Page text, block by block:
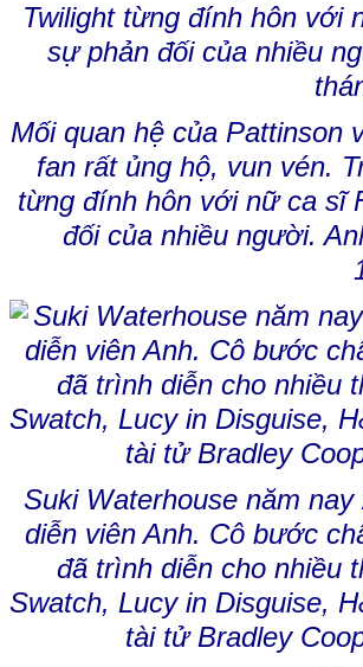
Mối quan hệ của Pattinson
fan rất ủng hộ, vun vén.
từng đính hôn với nữ ca sĩ
đối của nhiều người.
Suki Waterhouse năm
diễn viên Anh. Cô bước
đã trình diễn cho nhiều
Swatch, Lucy in Disguise,
tài tử Bradley